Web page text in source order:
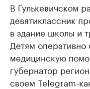
В Гулькевичском
девятиклассник
в здание школы и
Детям
медицинскую
губернатор
своем Telegram-